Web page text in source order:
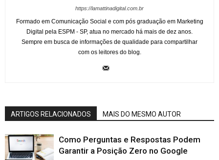
https://lamattinadigital.com.br
Formado em Comunicação Social e com pós graduação em Marketing
Digital pela ESPM - SP, atua no mercado há mais de dez anos.
Sempre em busca de informações de qualidade para compartilhar
com os leitores do blog.
ARTIGOS RELACIONADOS MAIS DO MESMO AUTOR
Como Perguntas e Respostas Podem
Garantir a Posição Zero no Google